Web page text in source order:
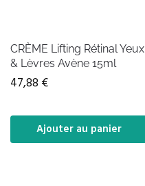
CRÈME Lifting Rétinal Yeux
& Lèvres Avène 15ml
47,88 €
Ajouter au panier